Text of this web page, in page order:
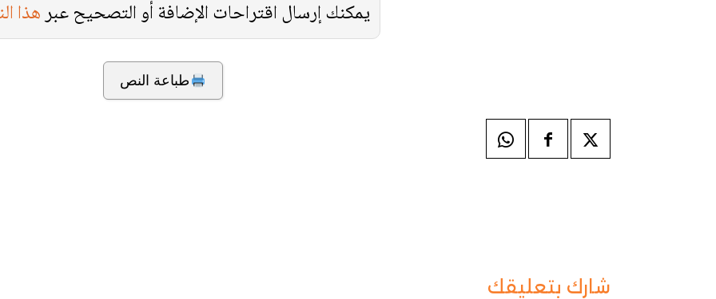
يمكنك إرسال اقتراحات الإضافة أو التصحيح عبرهذا
طباعة النص
شارك بتعليقك